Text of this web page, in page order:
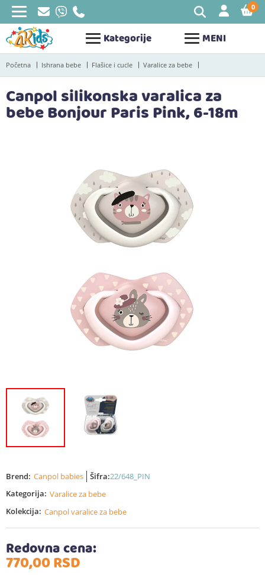
Kategorije MENI
0
Početna Ishrana bebe Flašice i cucle Varalice za bebe
Canpol silikonska varalica za
bebe Bonjour Paris Pink, 6-18m
Brend: Canpol babies Šifra:22/648_PIN
Kategorija: Varalice za bebe
Kolekcija: Canpol varalice za bebe
Redovna cena:
770,00RSD